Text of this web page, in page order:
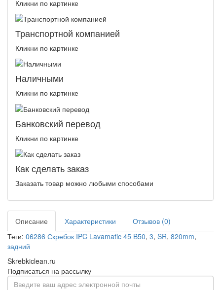
Кликни по картинке
Транспортной компанией
Кликни по картинке
Наличными
Кликни по картинке
Банковский перевод
Кликни по картинке
Как сделать заказ
Заказать товар можно любыми способами
Описание Характеристики
Отзывов (0)
Теги: 06286 Скребок IPC Lavamatic 45 B50, 3, SR, 820mm,
задний
Skrebkiclean.ru
Подписаться на рассылку